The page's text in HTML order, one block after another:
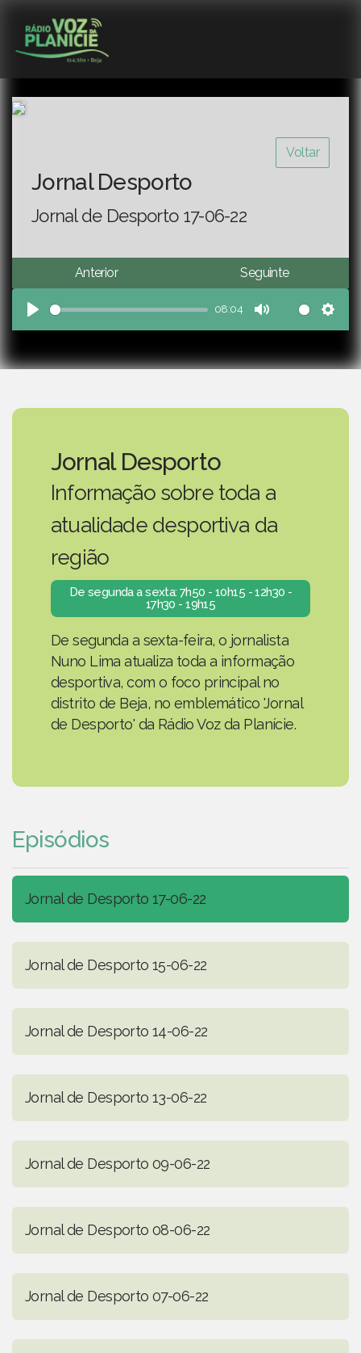
Voltar
Jornal Desporto
Jornal de Desporto 17-06-22
Anterior Seguinte
Play
08:04
Mute
Jornal Desporto
Informação sobre toda a
atualidade desportiva da
região
De segunda a sexta: 7h50 - 10h15 - 12h30 -
17h30 - 19h15
De segunda a sexta-feira, o jornalista
Nuno Lima atualiza toda a informação
desportiva, com o foco principal no
distrito de Beja, no emblemático 'Jornal
de Desporto' da Rádio Voz da Planície.
Episódios
Jornal de Desporto 17-06-22
Jornal de Desporto 15-06-22
Jornal de Desporto 14-06-22
Jornal de Desporto 13-06-22
Jornal de Desporto 09-06-22
Jornal de Desporto 08-06-22
Jornal de Desporto 07-06-22